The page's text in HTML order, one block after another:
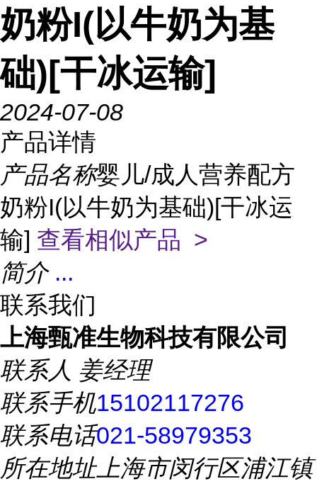
奶粉I(以牛奶为基
础)[干冰运输]
2024-07-08
产品详情
产品名称婴儿/成人营养配方
奶粉I(以牛奶为基础)[干冰运
输] 查看相似产品 >
简介 ...
联系我们
上海甄准生物科技有限公司
联系人 姜经理
联系手机15102117276
联系电话021-58979353
所在地址上海市闵行区浦江镇